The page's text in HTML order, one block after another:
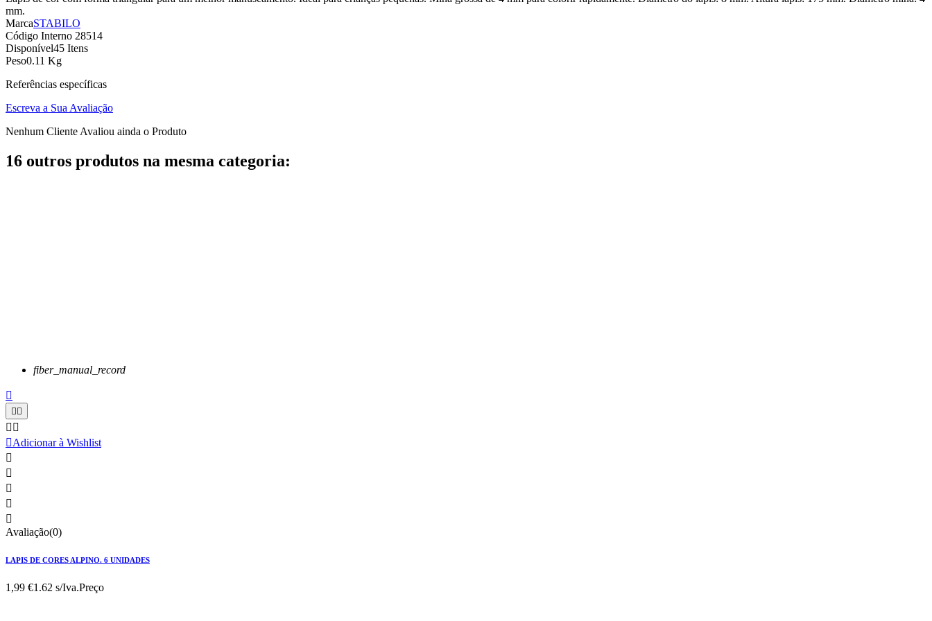
mm.
MarcaSTABILO
Código Interno 28514
Disponível45 Itens
Peso0.11 Kg
Referências específicas
Escreva a Sua Avaliação
Nenhum Cliente Avaliou ainda o Produto
16 outros produtos na mesma categoria:
fiber_manual_record

 
 
Adicionar à Wishlist





Avaliação(0)
LAPIS DE CORES ALPINO. 6 UNIDADES
1,99 €1.62 s/Iva.Preço